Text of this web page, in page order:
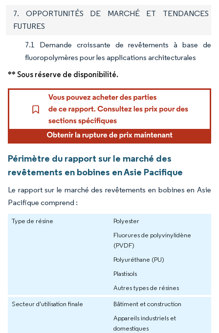
7. OPPORTUNITÉS DE MARCHÉ ET TENDANCES
FUTURES
7.1 Demande croissante de revêtements à base de
fluoropolymères pour les applications architecturales
** Sous réserve de disponibilité.
Périmètre du rapport sur le marché des
revêtements en bobines en Asie Pacifique
Le rapport sur le marché des revêtements en bobines en Asie
Pacifique comprend :
Type de résine
Polyester
Fluorures de polyvinylidène
(PVDF)
Polyuréthane (PU)
Plastisols
Autres types de résines
Secteur d'utilisation finale
Bâtiment et construction
Appareils industriels et
domestiques